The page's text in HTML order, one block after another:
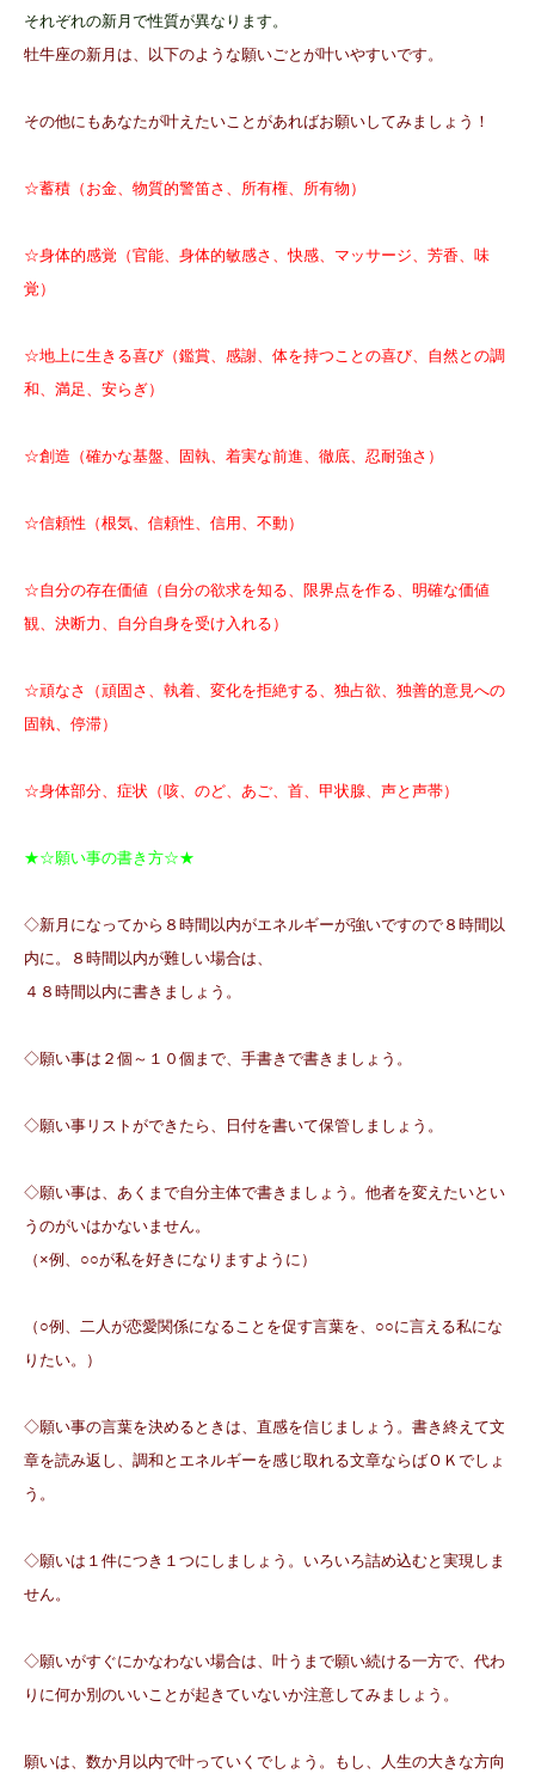
それぞれの新月で性質が異なります。
牡牛座の新月は、以下のような願いごとが叶いやすいです。
その他にもあなたが叶えたいことがあればお願いしてみましょう！
☆蓄積（お金、物質的警笛さ、所有権、所有物）
☆身体的感覚（官能、身体的敏感さ、快感、マッサージ、芳香、味
覚）
☆地上に生きる喜び（鑑賞、感謝、体を持つことの喜び、自然との調
和、満足、安らぎ）
☆創造（確かな基盤、固執、着実な前進、徹底、忍耐強さ ）
☆信頼性（根気、信頼性、信用、不動）
☆自分の存在価値（自分の欲求を知る、限界点を作る、明確な価値
観、決断力、自分自身を受け入れる）
☆頑なさ（頑固さ、執着、変化を拒絶する、独占欲、独善的意見への
固執、停滞）
☆身体部分、症状（咳、のど、あご、首、甲状腺、声と声帯）
★☆願い事の書き方☆★
◇新月になってから８時間以内がエネルギーが強いですので８時間以
内に。８時間以内が難しい場合は、
４８時間以内に書きましょう。
◇願い事は２個～１０個まで、手書きで書きましょう。
◇願い事リストができたら、日付を書いて保管しましょう。
◇願い事は、あくまで自分主体で書きましょう。他者を変えたいとい
うのがいはかないません。
（×例、○○が私を好きになりますように）
（○例、二人が恋愛関係になることを促す言葉を、○○に言える私にな
りたい。）
◇願い事の言葉を決めるときは、直感を信じましょう。書き終えて文
章を読み返し、調和とエネルギーを感じ取れる文章ならばＯＫでしょ
う。
◇願いは１件につき１つにしましょう。いろいろ詰め込むと実現しま
せん。
◇願いがすぐにかなわない場合は、叶うまで願い続ける一方で、代わ
りに何か別のいいことが起きていないか注意してみましょう。
願いは、数か月以内で叶っていくでしょう。もし、人生の大きな方向